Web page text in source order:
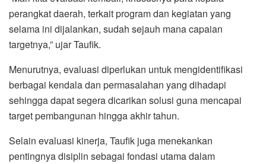
perangkat daerah, terkait program dan kegiatan yang
selama ini dijalankan, sudah sejauh mana capaian
targetnya,” ujar Taufik.
Menurutnya, evaluasi diperlukan untuk mengidentifikasi
berbagai kendala dan permasalahan yang dihadapi
sehingga dapat segera dicarikan solusi guna mencapai
target pembangunan hingga akhir tahun.
Selain evaluasi kinerja, Taufik juga menekankan
pentingnya disiplin sebagai fondasi utama dalam